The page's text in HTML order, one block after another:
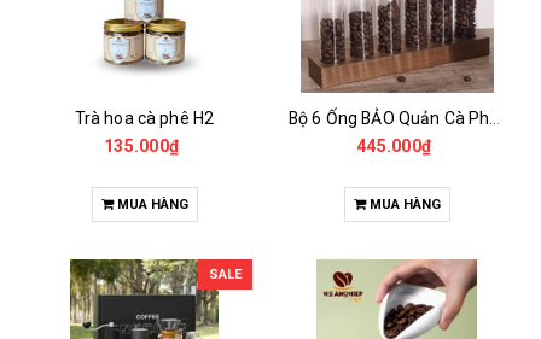
Trà hoa cà phê H2
135.000₫
MUA HÀNG
445.000₫
MUA HÀNG
SALE